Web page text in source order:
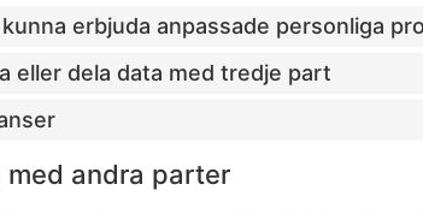
kunna erbjuda anpassade personliga
eller dela data med tredje part
med andra parter